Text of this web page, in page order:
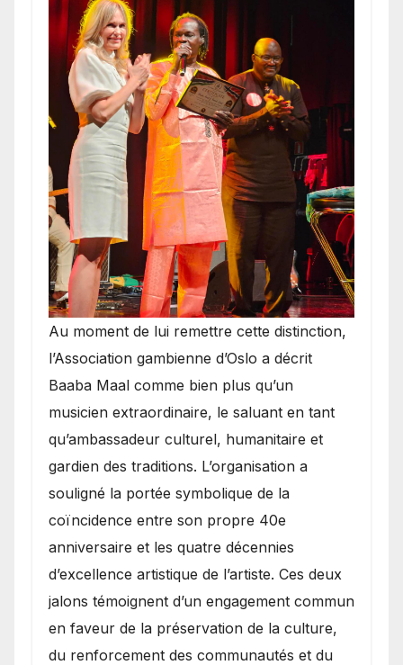
​Au moment de lui remettre cette distinction,
l’Association gambienne d’Oslo a décrit
Baaba Maal comme bien plus qu’un
musicien extraordinaire, le saluant en tant
qu’ambassadeur culturel, humanitaire et
gardien des traditions. L’organisation a
souligné la portée symbolique de la
coïncidence entre son propre 40e
anniversaire et les quatre décennies
d’excellence artistique de l’artiste. Ces deux
jalons témoignent d’un engagement commun
en faveur de la préservation de la culture,
du renforcement des communautés et du